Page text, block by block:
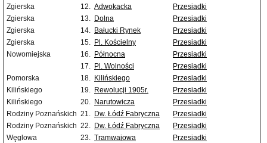
Zgierska
12. Adwokacka
Przesiadki
Zgierska
13. Dolna
Przesiadki
Zgierska
14. Bałucki Rynek
Przesiadki
Zgierska
15. Pl. Kościelny
Przesiadki
Nowomiejska
16. Północna
Przesiadki
17. Pl. Wolności
Przesiadki
Pomorska
18. Kilińskiego
Przesiadki
Kilińskiego
19. Rewolucji 1905r.
Przesiadki
Kilińskiego
20. Narutowicza
Przesiadki
Rodziny Poznańskich 21. Dw. Łódź Fabryczna
Przesiadki
Rodziny Poznańskich 22. Dw. Łódź Fabryczna
Przesiadki
Węglowa
23. Tramwajowa
Przesiadki